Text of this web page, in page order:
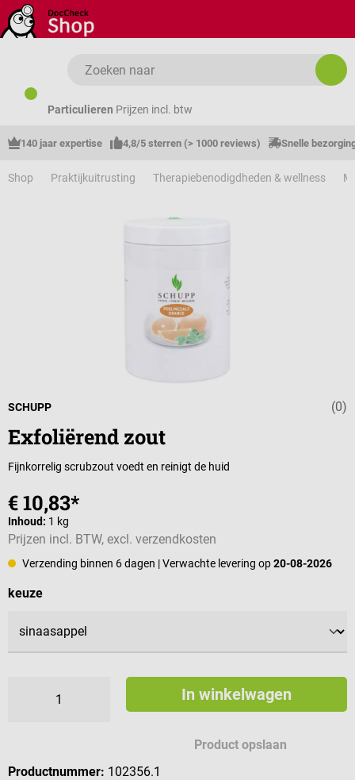
Ga naar de hoofdinhoud
Particulieren Prijzen incl. btw
140 jaar expertise 4,8/5 sterren (> 1000 reviews) Snelle
Shop Praktijkuitrusting Therapiebenodigdheden & wellness
Gemiddelde
(0)
SCHUPP
Exfoliërend zout
Fijnkorrelig scrubzout voedt en reinigt de huid
€ 10,83*
Inhoud: 1 kg
Prijzen incl. BTW, excl. verzendkosten
Verzending binnen 6 dagen | Verwachte levering op20-08-2026
Selecteer
keuze
In winkelwagen
Product opslaan
Productnummer: 102356.1